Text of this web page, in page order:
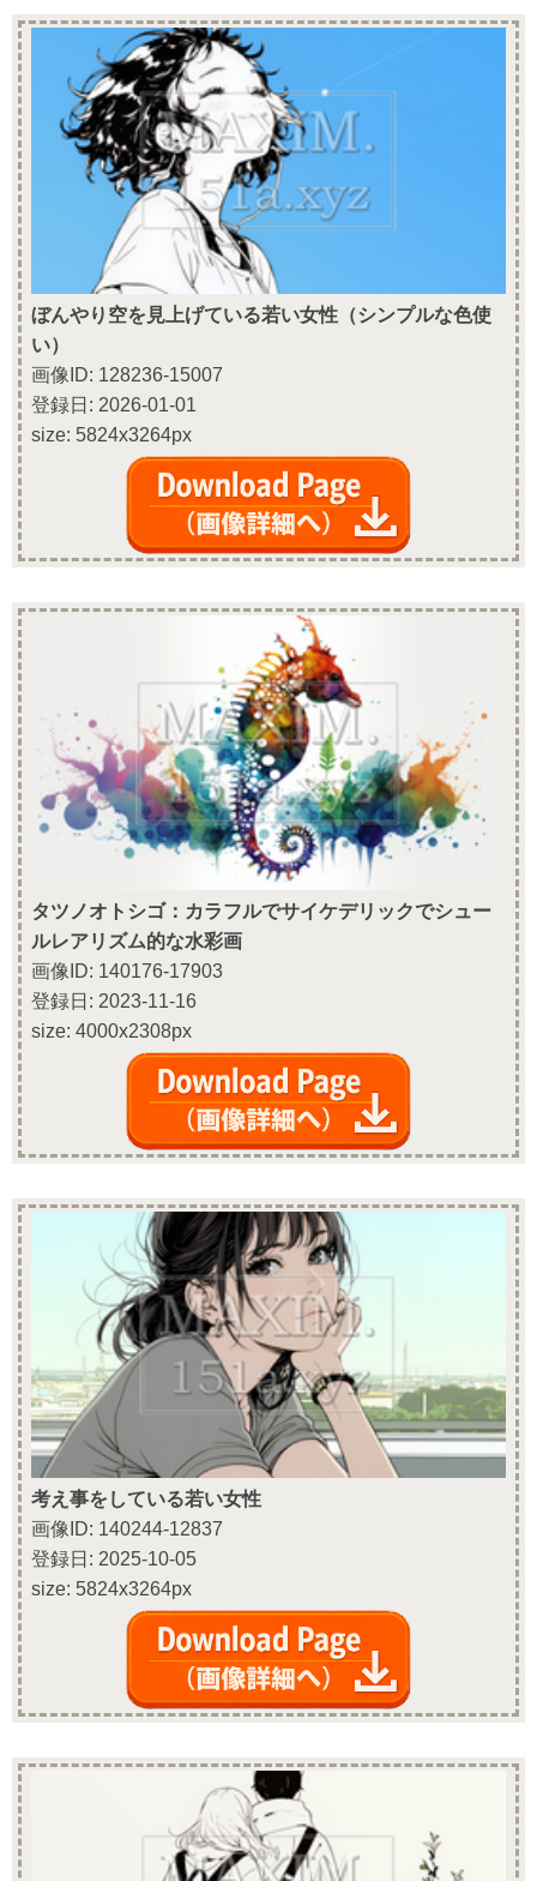
ぼんやり空を見上げている若い女性（シンプルな色使
い）
画像ID: 128236-15007
登録日: 2026-01-01
size: 5824x3264px
タツノオトシゴ：カラフルでサイケデリックでシュー
ルレアリズム的な水彩画
画像ID: 140176-17903
登録日: 2023-11-16
size: 4000x2308px
考え事をしている若い女性
画像ID: 140244-12837
登録日: 2025-10-05
size: 5824x3264px